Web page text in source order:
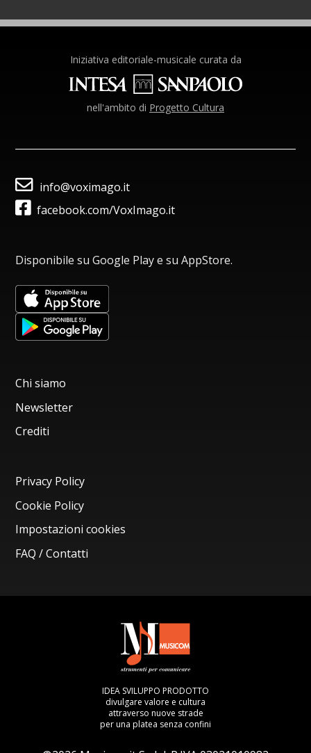
Iniziativa editoriale-musicale curata da
nell'ambito di Progetto Cultura
info@voximago.it
facebook.com/VoxImago.it
Chi siamo
Newsletter
Crediti
Privacy Policy
Cookie Policy
Impostazioni cookies
FAQ / Contatti
Disponibile su Google Play e su AppStore.
IDEA SVILUPPO PRODOTTO
divulgare valore e cultura
attraverso nuove strade
per una platea senza confini